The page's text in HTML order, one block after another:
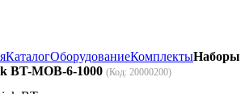
КаталогОборудованиеКомплектыНаборы
BT-MOB-6-1000 (Код: 20000200)